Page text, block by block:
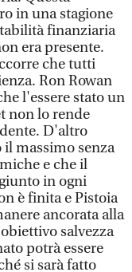
in una stagione
finanziaria
era presente.
che tutti
Ron Rowan
l'essere stato un
non lo rende
D'altro
massimo senza
e che il
in ogni
è finita e Pistoia
ancorata alla
salvezza
potrà essere
si sarà fatto